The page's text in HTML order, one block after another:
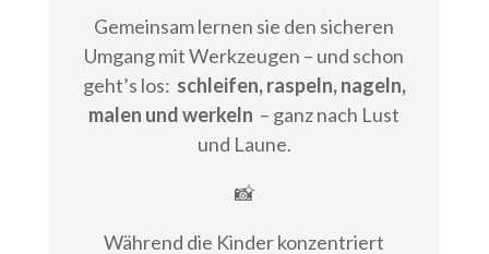
Gemeinsam lernen sie den sicheren
Umgang mit Werkzeugen – und schon
geht’s los: schleifen, raspeln, nageln,
malen und werkeln – ganz nach Lust
und Laune.
📸
Während die Kinder konzentriert